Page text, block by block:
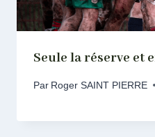
Seule la réserve et
Par Roger SAINT PIERRE